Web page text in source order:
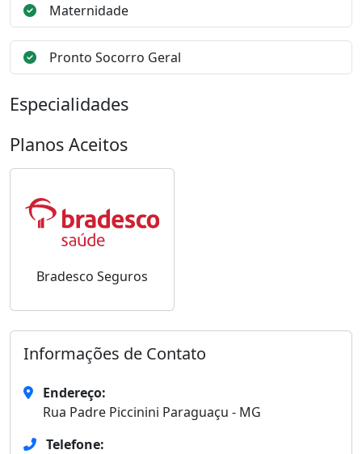
Maternidade
Pronto Socorro Geral
Especialidades
Planos Aceitos
Bradesco Seguros
Informações de Contato
Endereço:
Rua Padre Piccinini Paraguaçu - MG
Telefone: